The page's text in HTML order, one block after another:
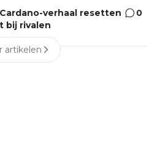
verhaal resetten
bij rivalen
0
artikelen